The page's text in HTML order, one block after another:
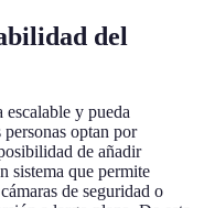
del
escalable y pueda
personas optan por
de añadir
sistema que permite
de seguridad o